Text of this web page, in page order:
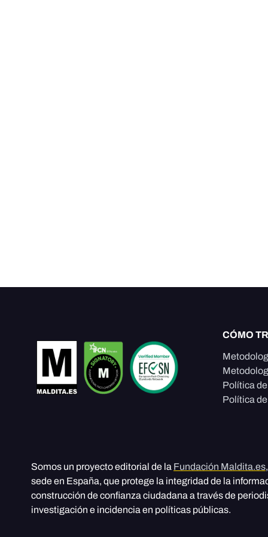
CÓMO
Política
Política
Somos un proyecto editorial de la Fundación Maldita.es
sede en España, que protege la integridad de la
construcción de confianza ciudadana a través de
investigación e incidencia en políticas públicas.